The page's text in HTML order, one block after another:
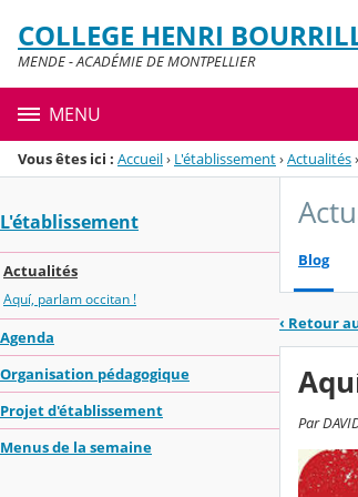
Menu de la rubrique
Contenu
COLLEGE HENRI
MENDE - ACADÉMIE DE MONTPELLIER
MENU
Vous êtes ici : Accueil› L'établissement›Actualités›
L'établissement
Actualités
Aquí, parlam occitan !
Agenda
Organisation pédagogique
Projet d'établissement
Menus de la semaine
Blog
‹ Retour
Par